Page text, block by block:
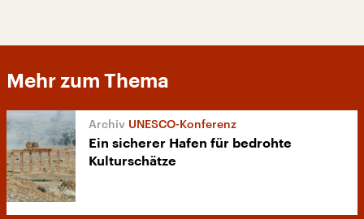
Mehr zum Thema
UNESCO-Konferenz
Ein sicherer Hafen für bedrohte
Kulturschätze